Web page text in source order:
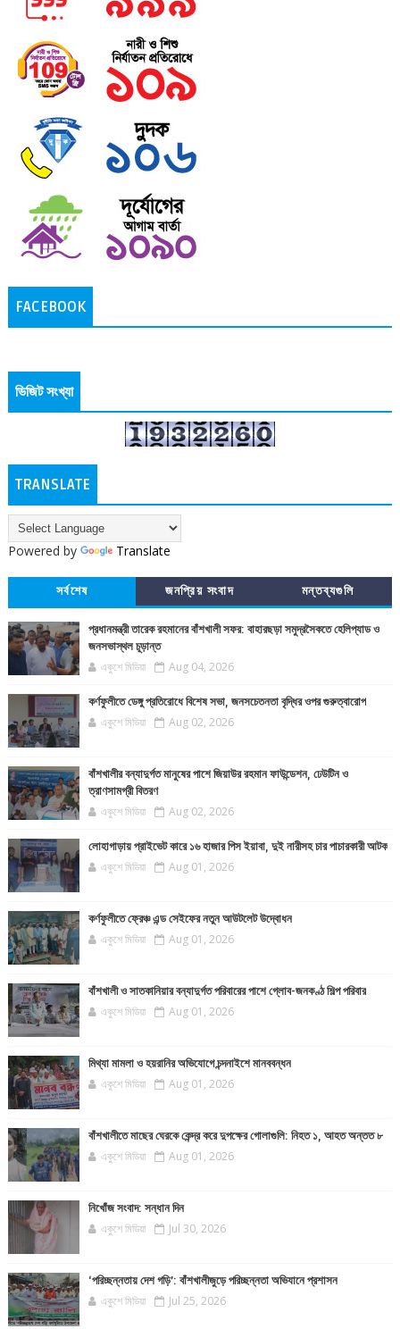
FACEBOOK
ভিজিট সংখ্যা
TRANSLATE
Powered by Translate
সর্বশেষ জনপ্রিয় সংবাদ মন্তব্যগুলি
প্রধানমন্ত্রী তারেক রহমানের বাঁশখালী সফর: বাহারছড়া সমুদ্রসৈকতে হেলিপ্যাড ও
জনসভাস্থল চূড়ান্ত
একুশে মিডিয়া Aug 04, 2026
কর্ণফুলীতে ডেঙ্গু প্রতিরোধে বিশেষ সভা, জনসচেতনতা বৃদ্ধির ওপর গুরুত্বারোপ
একুশে মিডিয়া Aug 02, 2026
বাঁশখালীর বন্যাদুর্গত মানুষের পাশে জিয়াউর রহমান ফাউন্ডেশন, ঢেউটিন ও
ত্রাণসামগ্রী বিতরণ
একুশে মিডিয়া Aug 02, 2026
লোহাগাড়ায় প্রাইভেট কারে ১৬ হাজার পিস ইয়াবা, দুই নারীসহ চার পাচারকারী আটক
একুশে মিডিয়া Aug 01, 2026
কর্ণফুলীতে ফ্রেঞ্চ এন্ড সেইফের নতুন আউটলেট উদ্বোধন
একুশে মিডিয়া Aug 01, 2026
বাঁশখালী ও সাতকানিয়ার বন্যাদুর্গত পরিবারের পাশে গ্লোব-জনকণ্ঠ শিল্প পরিবার
একুশে মিডিয়া Aug 01, 2026
মিথ্যা মামলা ও হয়রানির অভিযোগে চন্দনাইশে মানববন্ধন
একুশে মিডিয়া Aug 01, 2026
বাঁশখালীতে মাছের ঘেরকে কেন্দ্র করে দুপক্ষের গোলাগুলি: নিহত ১, আহত অন্তত ৮
একুশে মিডিয়া Aug 01, 2026
নিখোঁজ সংবাদ: সন্ধান দিন
একুশে মিডিয়া Jul 30, 2026
‘পরিচ্ছন্নতায় দেশ গড়ি’: বাঁশখালীজুড়ে পরিচ্ছন্নতা অভিযানে প্রশাসন
একুশে মিডিয়া Jul 25, 2026